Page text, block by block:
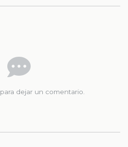
para dejar un comentario.